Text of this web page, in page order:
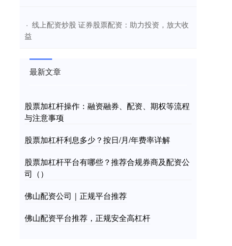
· ​线上配资炒股 证券股票配资：助力投资，放大收
益
最新文章
股票加杠杆操作：融资融券、配资、期权等流程
与注意事项
股票加杠杆利息多少？按日/月/年费率详解
股票加杠杆平台有哪些？推荐合规券商及配资公
司（）
佛山配资公司｜正规平台推荐
佛山配资平台推荐，正规安全高杠杆